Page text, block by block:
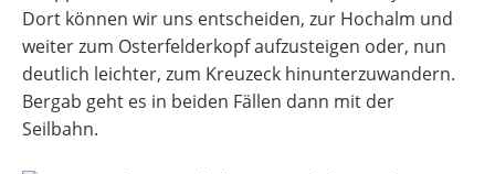
Dort können wir uns entscheiden, zur Hochalm und
weiter zum Osterfelderkopf aufzusteigen oder, nun
deutlich leichter, zum Kreuzeck hinunterzuwandern.
Bergab geht es in beiden Fällen dann mit der
Seilbahn.